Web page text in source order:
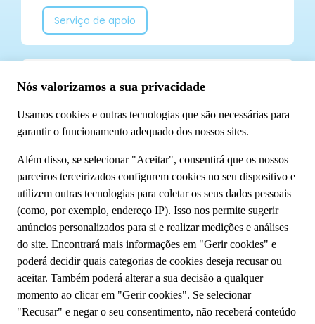
Serviço de apoio
perca todas as nossas novidades!
Conheça-nos
Sobre o Grupo TUI
Sustentabilidade
A minha reserva
Fale Connosco
Política de privacidade
Cookies
Termos e condições
Condições gerais